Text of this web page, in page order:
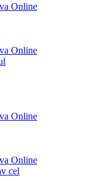
Online
Online
Online
Online
cel